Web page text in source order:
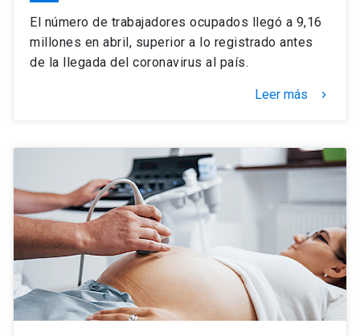
El número de trabajadores ocupados llegó a 9,16
millones en abril, superior a lo registrado antes
de la llegada del coronavirus al país.
Leer más keyboard_arrow_right